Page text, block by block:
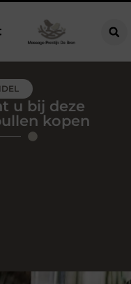
u bij deze
kopen